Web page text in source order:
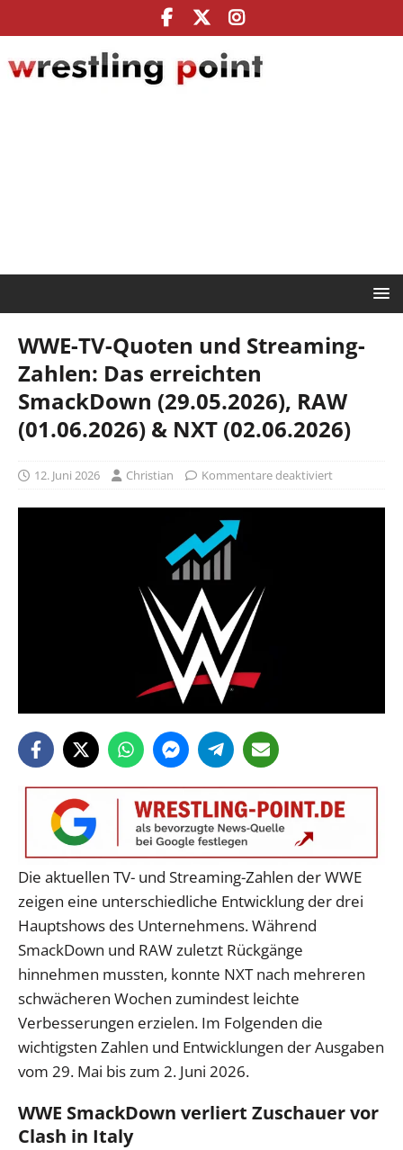
WWE-TV-Quoten und Streaming-
Zahlen: Das erreichten
SmackDown (29.05.2026), RAW
(01.06.2026) & NXT (02.06.2026)
12. Juni 2026 Christian Kommentare deaktiviert
Die aktuellen TV- und Streaming-Zahlen der WWE
zeigen eine unterschiedliche Entwicklung der drei
Hauptshows des Unternehmens. Während
SmackDown und RAW zuletzt Rückgänge
hinnehmen mussten, konnte NXT nach mehreren
schwächeren Wochen zumindest leichte
Verbesserungen erzielen. Im Folgenden die
wichtigsten Zahlen und Entwicklungen der Ausgaben
vom 29. Mai bis zum 2. Juni 2026.
WWE SmackDown verliert Zuschauer vor
Clash in Italy